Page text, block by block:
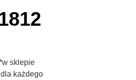
sklepie
każdego